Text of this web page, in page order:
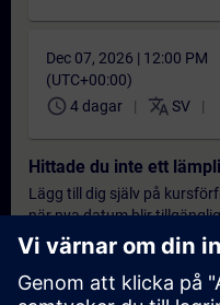
Dec 07, 2026 | 12:00 PM
(UTC+00:00)
schedule 4 dagar translate SV
Hittade du inte ett
Lägg till dig själv på
när nya datum blir
Aktivera